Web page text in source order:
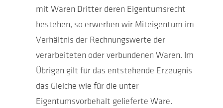
mit Waren Dritter deren Eigentumsrecht
bestehen, so erwerben wir Miteigentum im
Verhältnis der Rechnungswerte der
verarbeiteten oder verbundenen Waren. Im
Übrigen gilt für das entstehende Erzeugnis
das Gleiche wie für die unter
Eigentumsvorbehalt gelieferte Ware.